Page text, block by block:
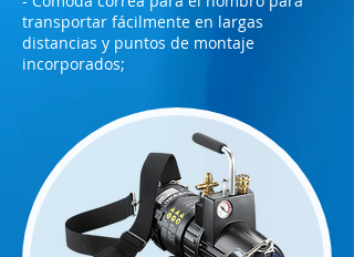
transportar fácilmente en largas
distancias y puntos de montaje
incorporados;